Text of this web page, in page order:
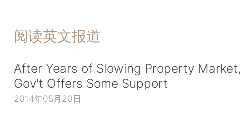
阅读英文报道
After Years of Slowing Property Market,
Gov't Offers Some Support
2014年05月20日